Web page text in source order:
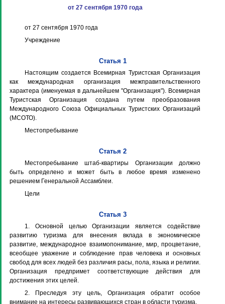
от 27 сентября 1970 года
от 27 сентября 1970 года
Учреждение
Статья 1
Настоящим создается Всемирная Туристская Организация
как международная организация межправительственного
характера (именуемая в дальнейшем "Организация"). Всемирная
Туристская Организация создана путем преобразования
Международного Союза Официальных Туристских Организаций
(МСОТО).
Местопребывание
Статья 2
Местопребывание штаб-квартиры Организации должно
быть определено и может быть в любое время изменено
решением Генеральной Ассамблеи.
Цели
Статья 3
1. Основной целью Организации является содействие
развитию туризма для внесения вклада в экономическое
развитие, международное взаимопонимание, мир, процветание,
всеобщее уважение и соблюдение прав человека и основных
свобод для всех людей без различия расы, пола, языка и религии.
Организация предпримет соответствующие действия для
достижения этих целей.
2. Преследуя эту цель, Организация обратит особое
внимание на интересы развивающихся стран в области туризма.